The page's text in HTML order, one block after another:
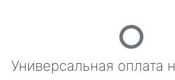
Универсальная оплата